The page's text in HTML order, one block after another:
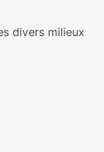
divers milieux